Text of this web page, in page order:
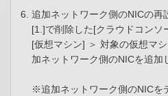
追加ネットワーク側のNICの再
[1.]で削除した[クラウドコンソ
[仮想マシン] ＞ 対象の仮想マ
加ネットワーク側のNICを追加
※追加ネットワーク側のNICを